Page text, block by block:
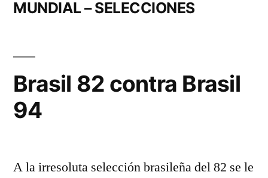
MUNDIAL – SELECCIONES
Brasil 82 contra Brasil
94
A la irresoluta selección brasileña del 82 se le